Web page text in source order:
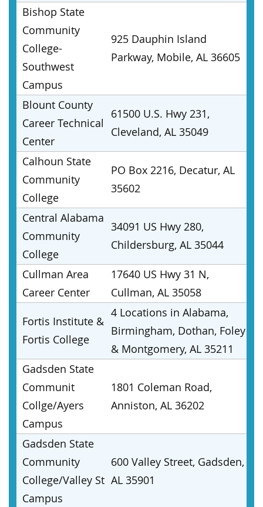
Bishop State
Community
College-
Southwest
Campus
925 Dauphin Island
Parkway, Mobile, AL 36605
Blount County
Career Technical
Center
61500 U.S. Hwy 231,
Cleveland, AL 35049
Calhoun State
Community
College
PO Box 2216, Decatur, AL
35602
Central Alabama
Community
College
34091 US Hwy 280,
Childersburg, AL 35044
Cullman Area
Career Center
17640 US Hwy 31 N,
Cullman, AL 35058
Fortis Institute &
Fortis College
4 Locations in Alabama,
Birmingham, Dothan, Foley
& Montgomery, AL 35211
Gadsden State
Communit
Collge/Ayers
Campus
1801 Coleman Road,
Anniston, AL 36202
Gadsden State
Community
College/Valley St
Campus
600 Valley Street, Gadsden,
AL 35901